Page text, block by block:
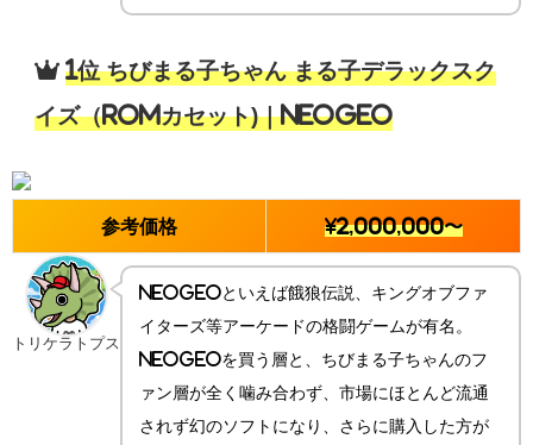
1位 ちびまる子ちゃん まる子デラックスク
イズ（ROMカセット)｜NEOGEO
参考価格 ¥2,000,000〜
トリケラトプス
NEOGEOといえば餓狼伝説、キングオブファ
イターズ等アーケードの格闘ゲームが有名。
NEOGEOを買う層と、ちびまる子ちゃんのフ
ァン層が全く噛み合わず、市場にほとんど流通
されず幻のソフトになり、さらに購入した方が